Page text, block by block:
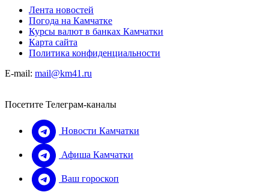
Лента новостей
Погода на Камчатке
Курсы валют в банках Камчатки
Карта сайта
Политика конфиденциальности
E-mail: mail@km41.ru
Посетите Телеграм-каналы
Новости Камчатки
Афиша Камчатки
Ваш гороскоп